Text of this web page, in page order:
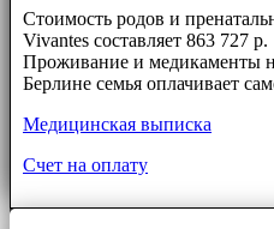
Стоимость родов и
Vivantes составляет 863 727 р.
Проживание и медикаменты
Берлине семья оплачивает
Медицинская выписка
Счет на оплату